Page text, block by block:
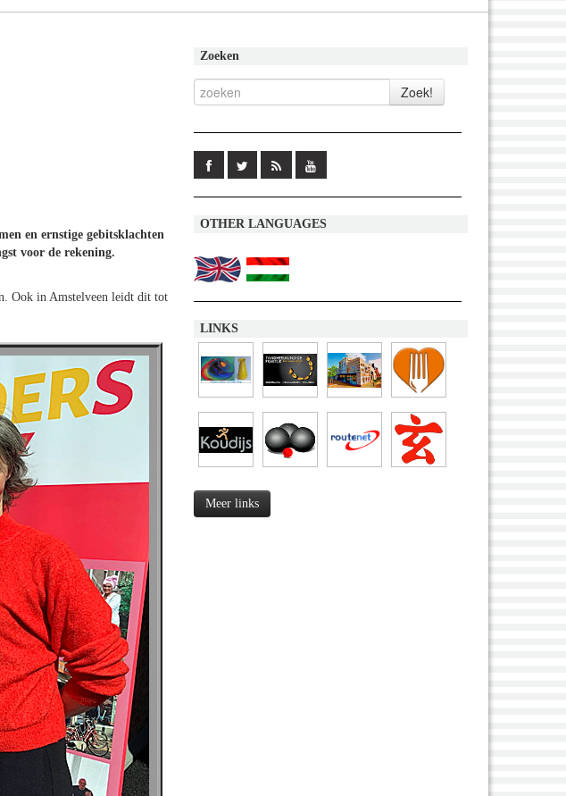
en ernstige gebitsklachten
voor de rekening.
Ook in Amstelveen leidt dit tot
Zoeken
OTHER LANGUAGES
LINKS
Meer links